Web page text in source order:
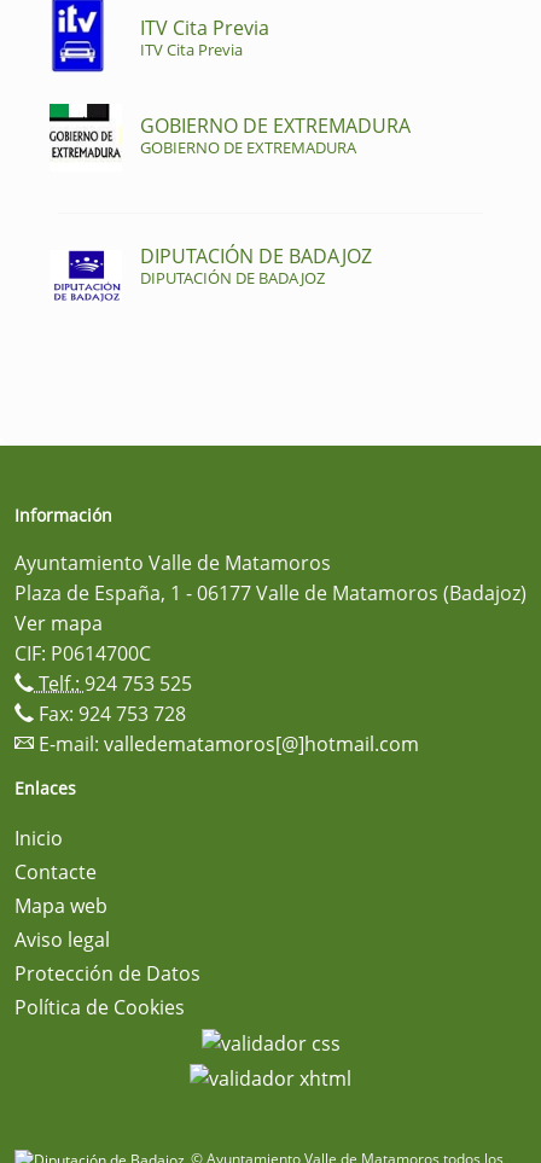
ITV Cita Previa
ITV Cita Previa
GOBIERNO DE EXTREMADURA
GOBIERNO DE EXTREMADURA
DIPUTACIÓN DE BADAJOZ
DIPUTACIÓN DE BADAJOZ
Información
Ayuntamiento Valle de Matamoros
Plaza de España, 1 - 06177 Valle de Matamoros (Badajoz)
Ver mapa
CIF: P0614700C
Telf.: 924 753 525
Fax: 924 753 728
E-mail: valledematamoros[@]hotmail.com
Enlaces
Inicio
Contacte
Mapa web
Aviso legal
Protección de Datos
Política de Cookies